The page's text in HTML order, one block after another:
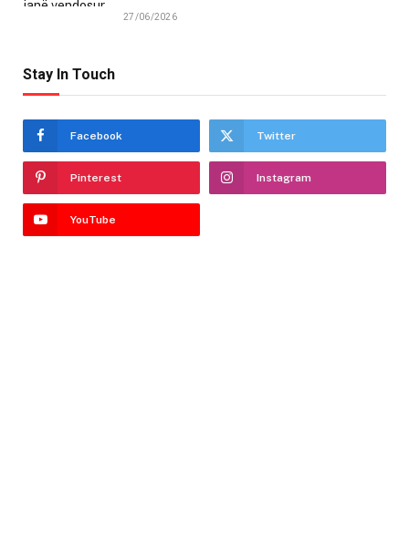
27/06/2026
Stay In Touch
Facebook Twitter
Pinterest Instagram
YouTube